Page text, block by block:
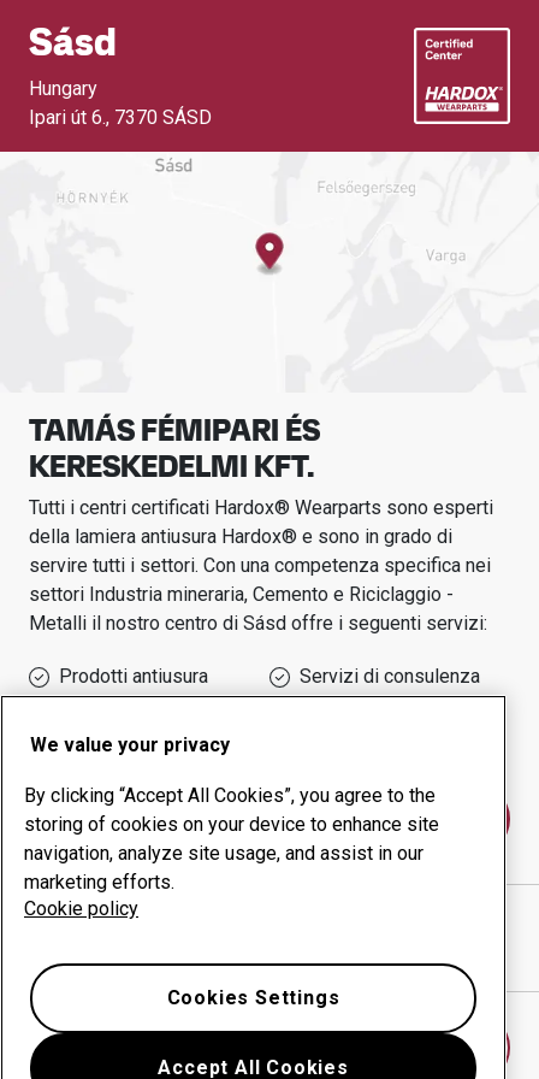
Sásd
Hungary
Ipari út 6., 7370 SÁSD
TAMÁS FÉMIPARI ÉS
KERESKEDELMI KFT.
Tutti i centri certificati Hardox® Wearparts sono esperti
della lamiera antiusura Hardox® e sono in grado di
servire tutti i settori. Con una competenza specifica nei
settori Industria mineraria, Cemento e Riciclaggio -
Metalli il nostro centro di Sásd offre i seguenti servizi:
Prodotti antiusura
Servizi di consulenza
produttività
Contattaci
TAMÁS FÉMIPARI ÉS KERESKEDELMI KFT.
We value your privacy
By clicking “Accept All Cookies”, you agree to the
storing of cookies on your device to enhance site
navigation, analyze site usage, and assist in our
marketing efforts.
Cookie policy
Accept All Cookies
Cookies Settings